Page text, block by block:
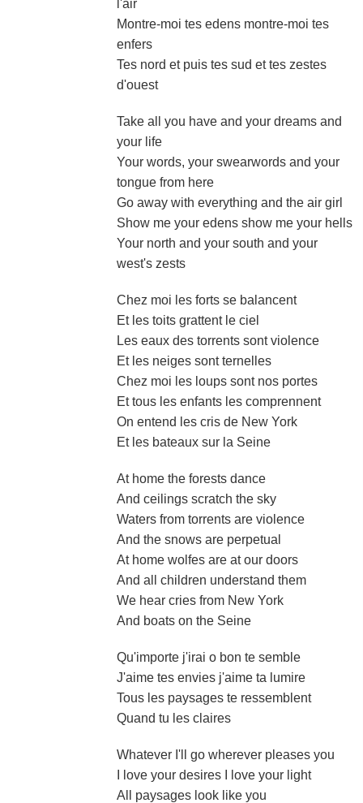
l'air
Montre-moi tes edens montre-moi tes
enfers
Tes nord et puis tes sud et tes zestes
d'ouest
Take all you have and your dreams and
your life
Your words, your swearwords and your
tongue from here
Go away with everything and the air girl
Show me your edens show me your hells
Your north and your south and your
west's zests
Chez moi les forts se balancent
Et les toits grattent le ciel
Les eaux des torrents sont violence
Et les neiges sont ternelles
Chez moi les loups sont nos portes
Et tous les enfants les comprennent
On entend les cris de New York
Et les bateaux sur la Seine
At home the forests dance
And ceilings scratch the sky
Waters from torrents are violence
And the snows are perpetual
At home wolfes are at our doors
And all children understand them
We hear cries from New York
And boats on the Seine
Qu'importe j'irai o bon te semble
J'aime tes envies j'aime ta lumire
Tous les paysages te ressemblent
Quand tu les claires
Whatever I'll go wherever pleases you
I love your desires I love your light
All paysages look like you